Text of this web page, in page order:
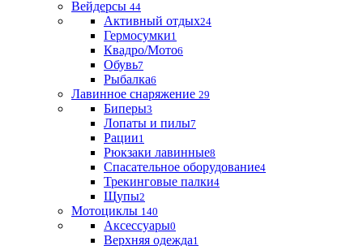
Вейдерсы 44
Активный отдых24
Гермосумки1
Квадро/Мото6
Обувь7
Рыбалка6
Лавинное снаряжение 29
Биперы3
Лопаты и пилы7
Рации1
Рюкзаки лавинные8
Спасательное оборудование4
Трекинговые палки4
Щупы2
Мотоциклы 140
Аксессуары0
Верхняя одежда1